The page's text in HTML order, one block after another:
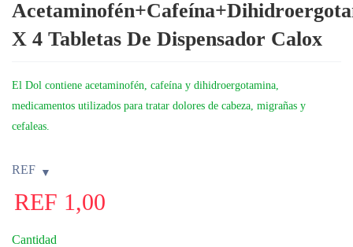
X 4 Tabletas De Dispensador Calox
El Dol contiene acetaminofén, cafeína y dihidroergotamina,
medicamentos utilizados para tratar dolores de cabeza, migrañas y
cefaleas.
REF
REF 1,00
Cantidad